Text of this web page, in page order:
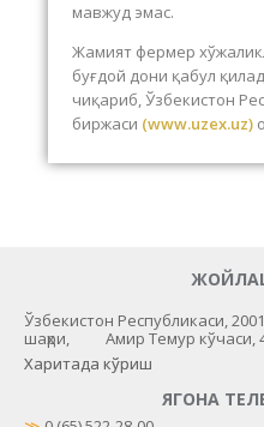
мавжуд эмас.
Жамият фермер
буғдой дони қабул
чиқариб, Ўзбекистон
биржаси (www.uzex.uz)
Ўзбекистон Республикаси,
шаҳри, Амир Темур кўчаси,
Харитада кўриш
ЯГОНА